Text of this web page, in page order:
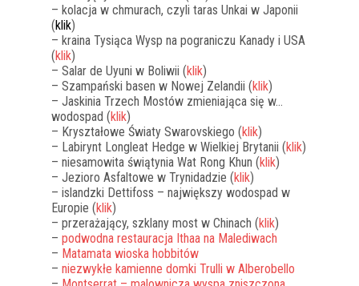
– kolacja w chmurach, czyli taras Unkai w Japonii
(klik)
– kraina Tysiąca Wysp na pograniczu Kanady i USA
(klik)
– Salar de Uyuni w Boliwii (klik)
– Szampański basen w Nowej Zelandii (klik)
– Jaskinia Trzech Mostów zmieniająca się w…
wodospad (klik)
– Kryształowe Światy Swarovskiego (klik)
– Labirynt Longleat Hedge w Wielkiej Brytanii (klik)
– niesamowita świątynia Wat Rong Khun (klik)
– Jezioro Asfaltowe w Trynidadzie (klik)
– islandzki Dettifoss – największy wodospad w
Europie (klik)
– przerażający, szklany most w Chinach (klik)
– podwodna restauracja Ithaa na Malediwach
– Matamata wioska hobbitów
– niezwykłe kamienne domki Trulli w Alberobello